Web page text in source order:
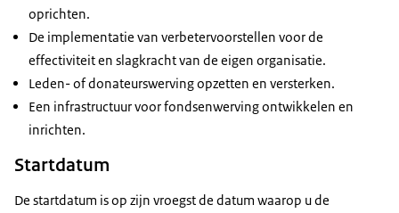
indienen.
Wil je de volledige lijst met voorwaarden lezen en
alvast het aanvraagproces bekijken? Je vindt alle
informatie op de website van DUS-I: www.dus-
i.nl/subsidies/patienten-en-
gehandicaptenorganisaties-pgo
oprichten.
De implementatie van verbetervoorstellen voor de
effectiviteit en slagkracht van de eigen organisatie.
Leden- of donateurswerving opzetten en versterken.
Een infrastructuur voor fondsenwerving ontwikkelen en
inrichten.
Startdatum
De startdatum is op zijn vroegst de datum waarop u de